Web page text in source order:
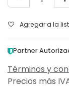
Agregar a la
Partner
Términos y
Precios más